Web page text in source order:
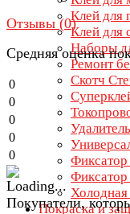
Клей для
Клей для
Наборы
Ремонт
Скотч
Фиксатор
Холодная
Покраска и
Отзывы (0)
Средняя оценка
0
0
0
0
0
Покупатели,